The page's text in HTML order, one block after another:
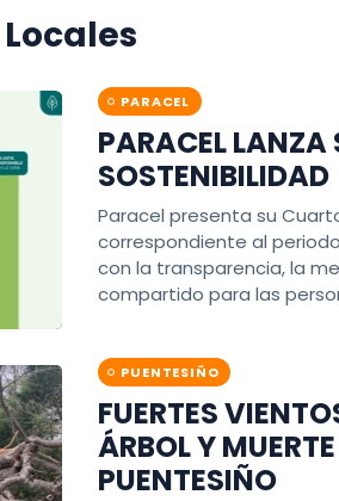
PARACEL
PARACEL LANZA
SOSTENIBILIDAD
Paracel presenta su
correspondiente al
con la transparencia, la
compartido para las
PUENTESIÑO
FUERTES
ÁRBOL Y
PUENTESIÑO